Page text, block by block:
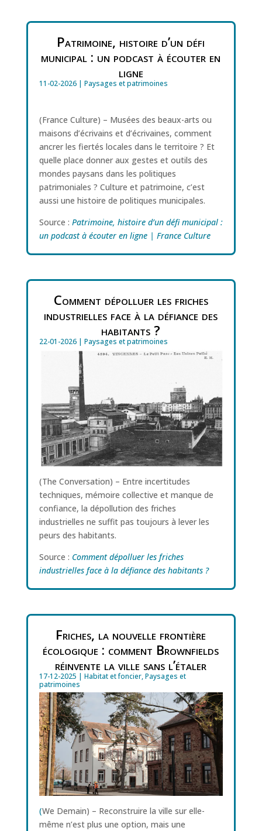
Patrimoine, histoire d’un défi
municipal : un podcast à écouter en
ligne
11-02-2026| Paysages et patrimoines
(France Culture) – Musées des beaux-arts ou
maisons d’écrivains et d’écrivaines, comment
ancrer les fiertés locales dans le territoire ? Et
quelle place donner aux gestes et outils des
mondes paysans dans les politiques
patrimoniales ? Culture et patrimoine, c’est
aussi une histoire de politiques municipales.
Source : Patrimoine, histoire d’un défi municipal :
un podcast à écouter en ligne | France Culture
Comment dépolluer les friches
industrielles face à la défiance des
habitants ?
22-01-2026| Paysages et patrimoines
(The Conversation) – Entre incertitudes
techniques, mémoire collective et manque de
confiance, la dépollution des friches
industrielles ne suffit pas toujours à lever les
peurs des habitants.
Source : Comment dépolluer les friches
industrielles face à la défiance des habitants ?
Friches, la nouvelle frontière
écologique : comment Brownfields
réinvente la ville sans l’étaler
17-12-2025 | Habitat et foncier,Paysages et
patrimoines
(We Demain) – Reconstruire la ville sur elle-
même n’est plus une option, mais une